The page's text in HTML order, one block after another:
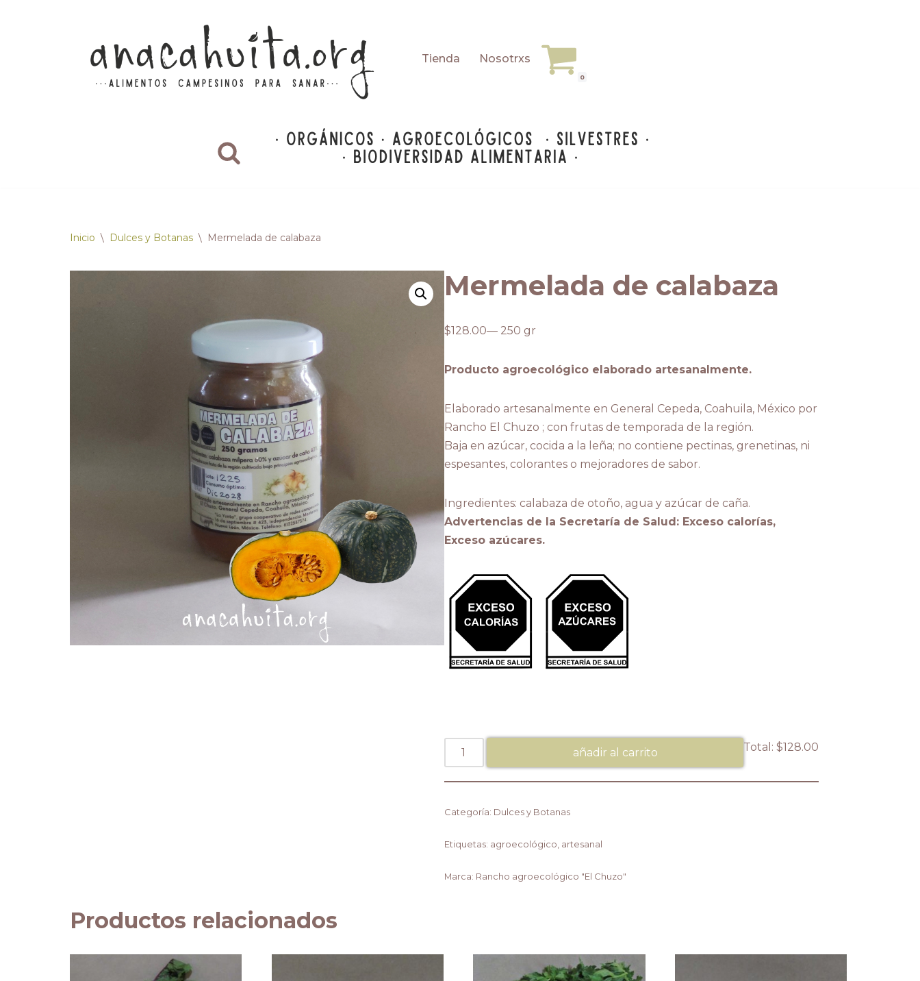
Tienda Nosotrxs
0
Inicio \ Dulces y Botanas \ Mermelada de calabaza
Mermelada de calabaza
$128.00— 250 gr
Producto agroecológico elaborado artesanalmente.
Elaborado artesanalmente en General Cepeda, Coahuila, México por
Rancho El Chuzo ; con frutas de temporada de la región.
Baja en azúcar, cocida a la leña; no contiene pectinas, grenetinas, ni
espesantes, colorantes o mejoradores de sabor.
Ingredientes: calabaza de otoño, agua y azúcar de caña.
Advertencias de la Secretaría de Salud: Exceso calorías,
Exceso azúcares.
añadir al carrito Total:$128.00
Categoría: Dulces y Botanas
Etiquetas: agroecológico, artesanal
Marca: Rancho agroecológico "El Chuzo"
Productos relacionados